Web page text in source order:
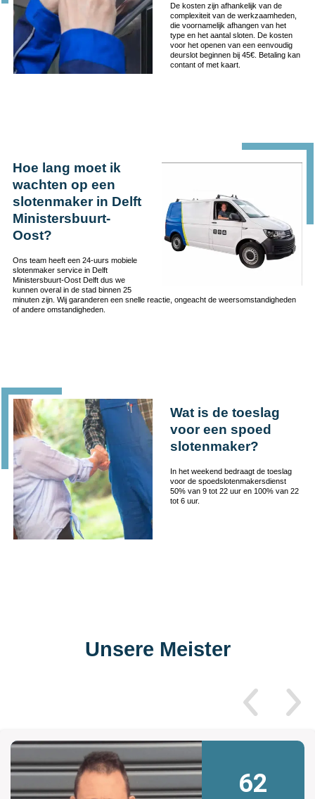
De kosten zijn afhankelijk van de
complexiteit van de werkzaamheden,
die voornamelijk afhangen van het
type en het aantal sloten. De kosten
voor het openen van een eenvoudig
deurslot beginnen bij 45€. Betaling kan
contant of met kaart.
Hoe lang moet ik
wachten op een
slotenmaker in Delft
Ministersbuurt-
Oost?
Ons team heeft een 24-uurs mobiele
slotenmaker service in Delft
Ministersbuurt-Oost Delft dus we
kunnen overal in de stad binnen 25
minuten zijn. Wij garanderen een snelle reactie, ongeacht de weersomstandigheden
of andere omstandigheden.
Wat is de toeslag
voor een spoed
slotenmaker?
In het weekend bedraagt de toeslag
voor de spoedslotenmakersdienst
50% van 9 tot 22 uur en 100% van 22
tot 6 uur.
Unsere Meister
62